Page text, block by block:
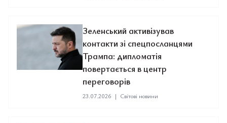
Зеленський активізував
контакти зі спецпосланцями
Трампа: дипломатія
повертається в центр
переговорів
23.07.2026 | Світові новини